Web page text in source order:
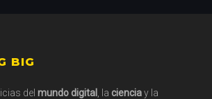
BIG
del mundo digital , la cienciay la